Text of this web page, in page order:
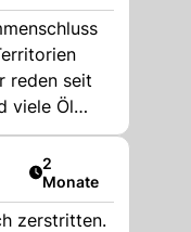
reden seit
viele Öl
dieses
ganze
Artikel veröffentlicht:
2
Monate
zerstritten.